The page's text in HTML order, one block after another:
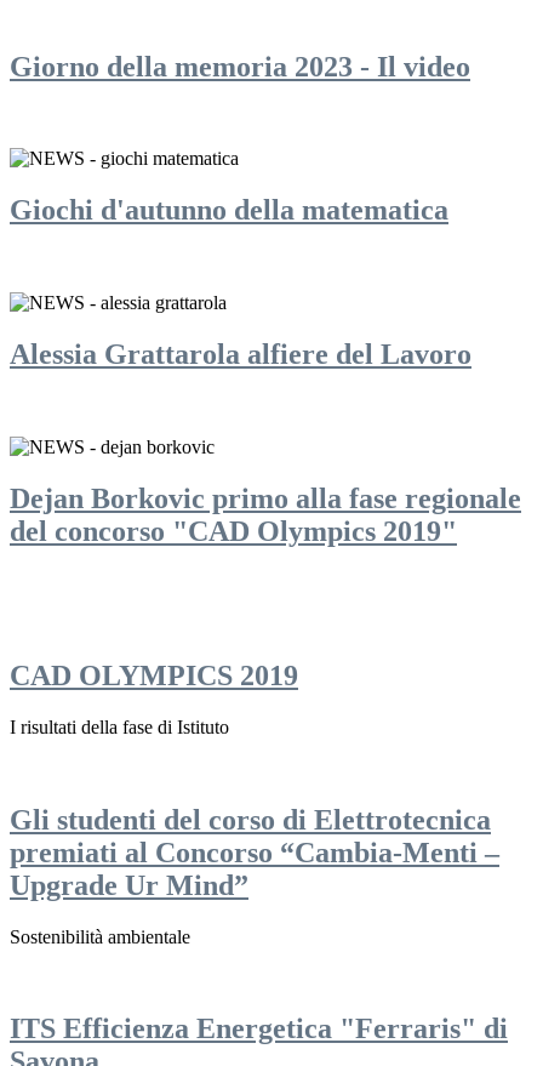
Giorno della memoria 2023 - Il video
Giochi d'autunno della matematica
Alessia Grattarola alfiere del Lavoro
Dejan Borkovic primo alla fase regionale
del concorso "CAD Olympics 2019"
CAD OLYMPICS 2019
I risultati della fase di Istituto
Gli studenti del corso di Elettrotecnica
premiati al Concorso “Cambia-Menti –
Upgrade Ur Mind”
Sostenibilità ambientale
ITS Efficienza Energetica "Ferraris" di